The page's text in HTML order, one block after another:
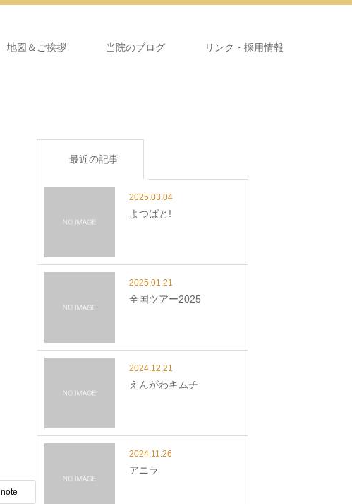
地図＆ご挨拶 当院のブログ リンク・採用情報
note
最近の記事
2025.03.04
よつばと!
2025.01.21
全国ツアー2025
2024.12.21
えんがわキムチ
2024.11.26
アニラ